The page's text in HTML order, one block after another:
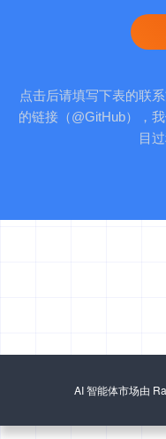
点击后请填写下表的联
的链接（@GitHub），
目
AI 智能体市场由